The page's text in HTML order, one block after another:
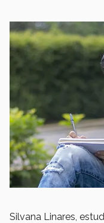
Silvana Linares,